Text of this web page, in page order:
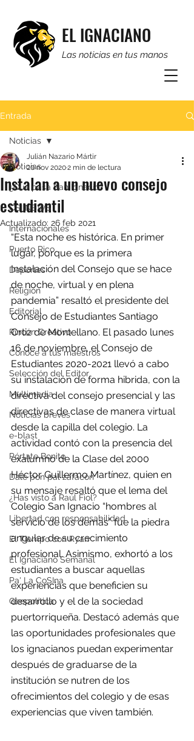
EL IGNACIANO
Las noticias en tus manos
Entrada
Noticias
¿Qué pasa San Ignacio?
CSI NEWS
Internacionales
Puerto Rico
Deportes
Religión
Editorial
Rincón Creativo
Conoce a tus maestros
Selección del Editor
Multimedia
Noticias breves
e-blast
Pórtate Bonito
Dale pon pal zafacón
¿Has visto a Raúl Fiol?
Libertad con responsabilidad
El Tiempo con Ryan
El Ignaciano Semanal
Pa' La CoSIna
Geopolítica
Noticias
Instalan a un nuevo consejo
estudiantil
Julián Nazario Mártir
20 nov 20202 min de lectura
Actualizado: 26 feb 2021
“Esta noche es histórica. En primer
lugar, porque es la primera
Instalación del Consejo que se hace
de noche, virtual y en plena
pandemia” resaltó el presidente del
Consejo de Estudiantes Santiago
Ortiz de Montellano. El pasado lunes
16 de noviembre, el Consejo de
Estudiantes 2020-2021 llevó a cabo
su instalación de forma hibrida, con la
directiva del consejo presencial y las
directivas de clase de manera virtual
desde la capilla del colegio. La
actividad contó con la presencia del
exalumno de la Clase del 2000
Héctor Guillermo Martínez, quien en
su mensaje resaltó que el lema del
Colegio San Ignacio “hombres al
servicio de los demás” fue la piedra
angular de su crecimiento
profesional. Asimismo, exhortó a los
estudiantes a buscar aquellas
experiencias que beneficien su
desarrollo y el de la sociedad
puertorriqueña. Destacó además que
las oportunidades profesionales que
los ignacianos puedan experimentar
después de graduarse de la
institución se nutren de los
ofrecimientos del colegio y de esas
experiencias que viven también.